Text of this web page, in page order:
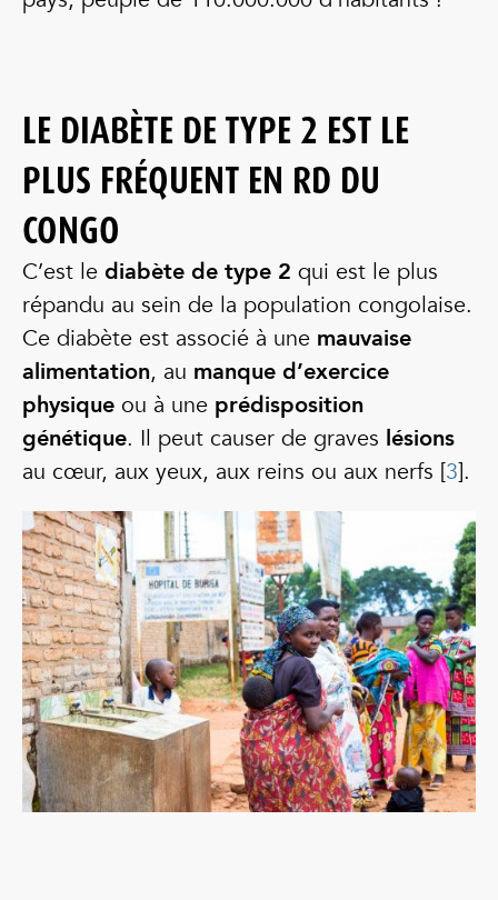
LE DIABÈTE DE TYPE 2 EST LE
PLUS FRÉQUENT EN RD DU
CONGO
C’est le diabète de type 2 qui est le plus
répandu au sein de la population congolaise.
Ce diabète est associé à une mauvaise
alimentation, au manque d’exercice
physique ou à une prédisposition
génétique. Il peut causer de graves lésions
au cœur, aux yeux, aux reins ou aux nerfs [3].